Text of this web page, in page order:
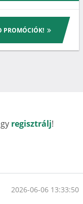
PROMÓCIÓK!
regisztrálj!
2026-06-06 13:33:50